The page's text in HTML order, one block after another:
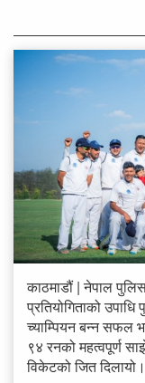
काठमाडौं | नेपाल
प्रतियोगिताको
च्याम्पियन बन्न सफल
९४ रनको महत्वपूर्ण
विकेटको जित दिलायो।